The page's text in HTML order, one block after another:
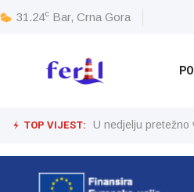
31.24c Bar, Crna Gora
TOP VIJEST: U nedjelju pretežno